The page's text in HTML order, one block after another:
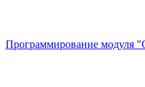
Программирование модуля